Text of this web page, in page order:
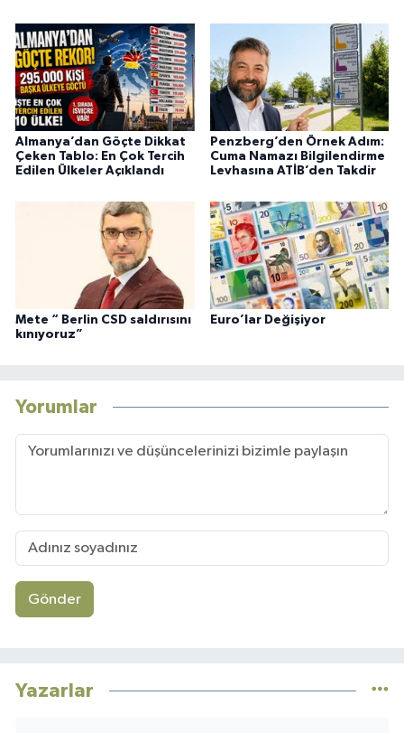
Almanya’dan Göçte Dikkat
Çeken Tablo: En Çok Tercih
Edilen Ülkeler Açıklandı
Penzberg’den Örnek Adım:
Cuma Namazı Bilgilendirme
Levhasına ATİB’den Takdir
Mete “ Berlin CSD saldırısını
kınıyoruz”
Euro’lar Değişiyor
Yorumlar
Gönder
Yazarlar